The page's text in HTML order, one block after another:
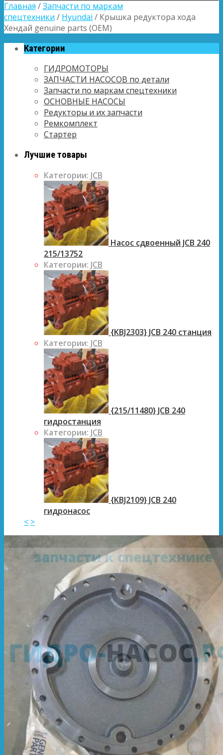
Главная /Запчасти по маркам
спецтехники / Hyundai / Крышка редуктора хода
Хендай genuine parts (OEM)
Категории
ГИДРОМОТОРЫ
ЗАПЧАСТИ НАСОСОВ по детали
Запчасти по маркам спецтехники
ОСНОВНЫЕ НАСОСЫ
Редукторы и их запчасти
Ремкомплект
Стартер
Лучшие товары
Категории: JCB
Насос сдвоенный JCB 240
215/13752
Категории: JCB
{KBJ2303} JCB 240 станция
Категории: JCB
{215/11480} JCB 240
гидростанция
Категории: JCB
{KBJ2109} JCB 240
гидронасос
< >